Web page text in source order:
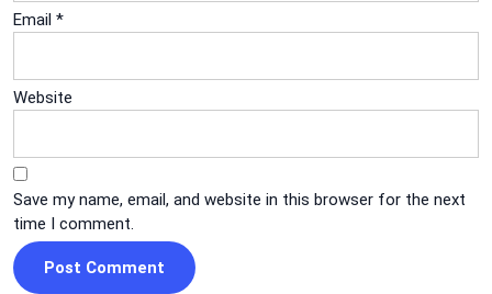
Email *
Website
Save my name, email, and website in this browser for the next
time I comment.